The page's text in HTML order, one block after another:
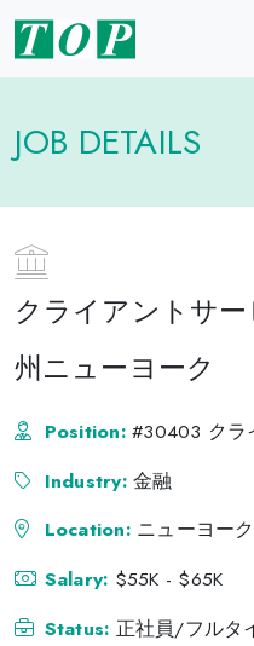
JOB DETAILS
クライアントサ
州ニューヨーク
Position:#30403 クラ
Industry:金融
Location: ニューヨー
Salary: $55K - $65K
Status: 正社員/フルタ